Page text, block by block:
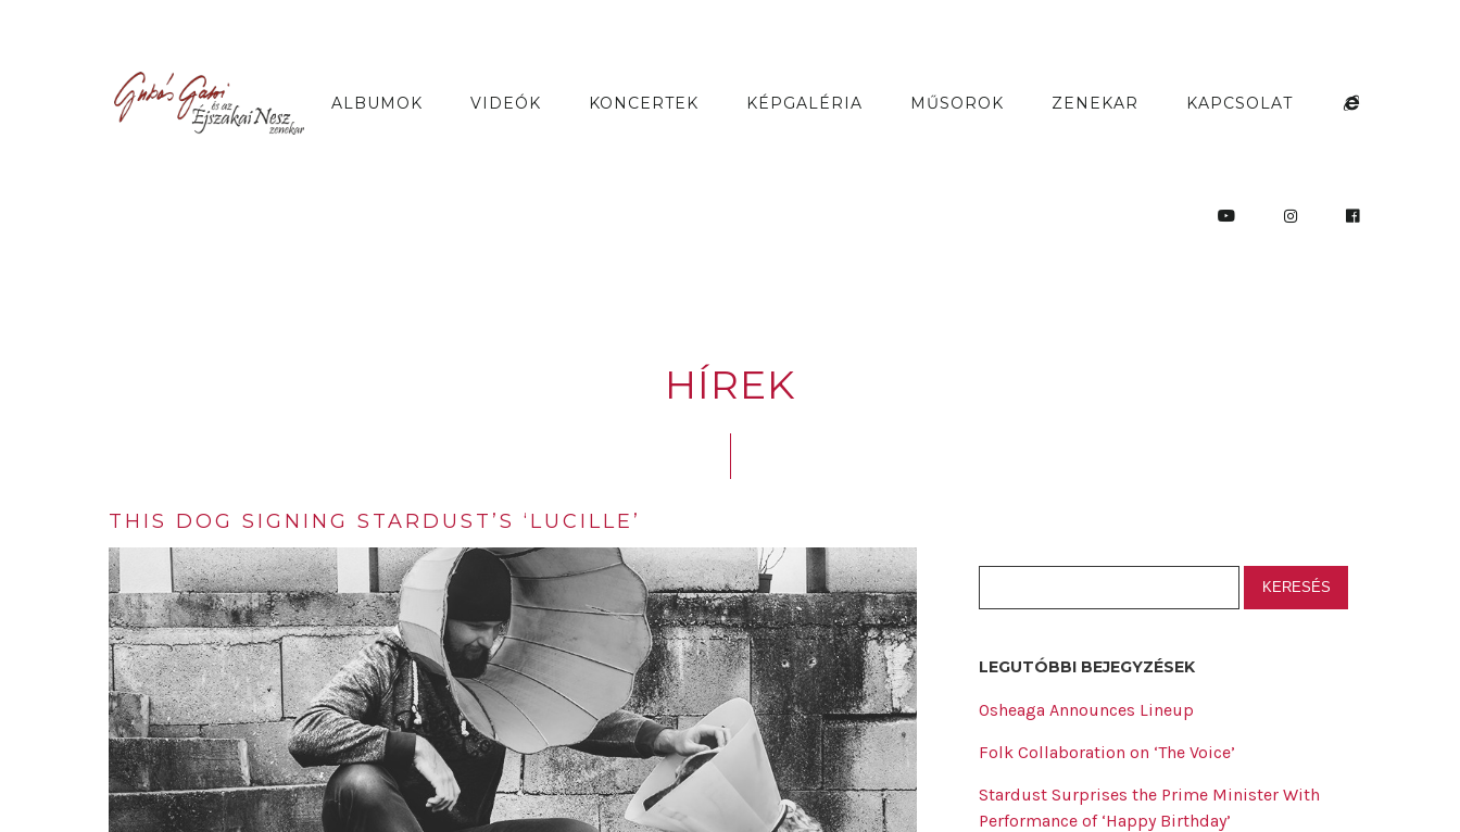
ALBUMOK VIDEÓK KONCERTEK KÉPGALÉRIA MŰSOROK ZENEKAR KAPCSOLAT
HÍREK
THIS DOG SIGNING STARDUST’S ‘LUCILLE’
LEGUTÓBBI BEJEGYZÉSEK
Osheaga Announces Lineup
Folk Collaboration on ‘The Voice’
Stardust Surprises the Prime Minister With
Performance of ‘Happy Birthday’